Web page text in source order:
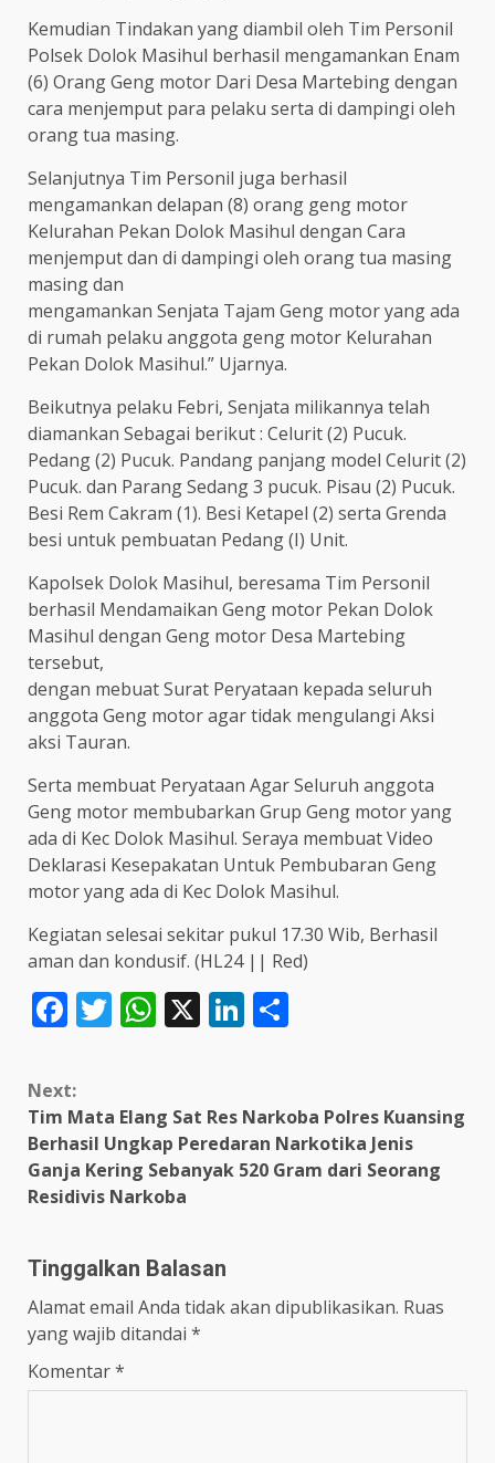
Kemudian Tindakan yang diambil oleh Tim Personil
Polsek Dolok Masihul berhasil mengamankan Enam
(6) Orang Geng motor Dari Desa Martebing dengan
cara menjemput para pelaku serta di dampingi oleh
orang tua masing.
Selanjutnya Tim Personil juga berhasil
mengamankan delapan (8) orang geng motor
Kelurahan Pekan Dolok Masihul dengan Cara
menjemput dan di dampingi oleh orang tua masing
masing dan
mengamankan Senjata Tajam Geng motor yang ada
di rumah pelaku anggota geng motor Kelurahan
Pekan Dolok Masihul.” Ujarnya.
Beikutnya pelaku Febri, Senjata milikannya telah
diamankan Sebagai berikut : Celurit (2) Pucuk.
Pedang (2) Pucuk. Pandang panjang model Celurit (2)
Pucuk. dan Parang Sedang 3 pucuk. Pisau (2) Pucuk.
Besi Rem Cakram (1). Besi Ketapel (2) serta Grenda
besi untuk pembuatan Pedang (I) Unit.
Kapolsek Dolok Masihul, beresama Tim Personil
berhasil Mendamaikan Geng motor Pekan Dolok
Masihul dengan Geng motor Desa Martebing
tersebut,
dengan mebuat Surat Peryataan kepada seluruh
anggota Geng motor agar tidak mengulangi Aksi
aksi Tauran.
Serta membuat Peryataan Agar Seluruh anggota
Geng motor membubarkan Grup Geng motor yang
ada di Kec Dolok Masihul. Seraya membuat Video
Deklarasi Kesepakatan Untuk Pembubaran Geng
motor yang ada di Kec Dolok Masihul.
Kegiatan selesai sekitar pukul 17.30 Wib, Berhasil
aman dan kondusif. (HL24 || Red)
Facebook
Twitter
WhatsApp
X LinkedIn
Continue
Reading
Next:
Tim Mata Elang Sat Res Narkoba Polres Kuansing
Berhasil Ungkap Peredaran Narkotika Jenis
Ganja Kering Sebanyak 520 Gram dari Seorang
Residivis Narkoba
Tinggalkan Balasan
Alamat email Anda tidak akan dipublikasikan. Ruas
yang wajib ditandai *
Komentar*